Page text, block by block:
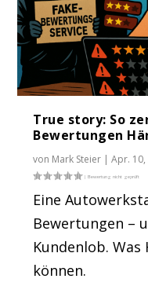
True story: So
Bewertungen
von Mark Steier |Apr. 10,
Eine
Bewertungen –
Kundenlob.
können.